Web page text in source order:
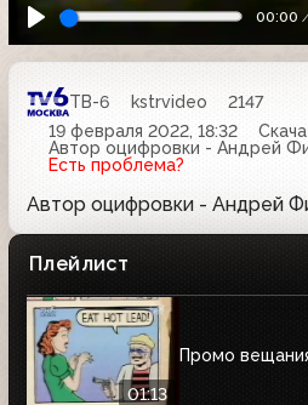
00:00
ТВ-6 kstrvideo
2147
19 февраля 2022, 18:32
Автор оцифровки - Андрей
Есть проблема?
Автор оцифровки - Андрей
Плейлист
01:13
Промо